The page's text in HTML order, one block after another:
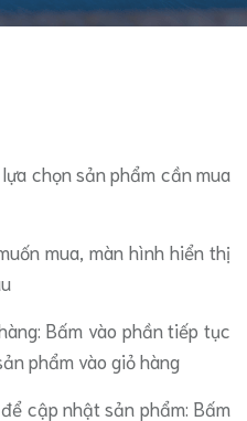
chọn sản phẩm cần mua
mua, màn hình hiển thị
Bấm vào phần tiếp tục
phẩm vào giỏ hàng
cập nhật sản phẩm: Bấm